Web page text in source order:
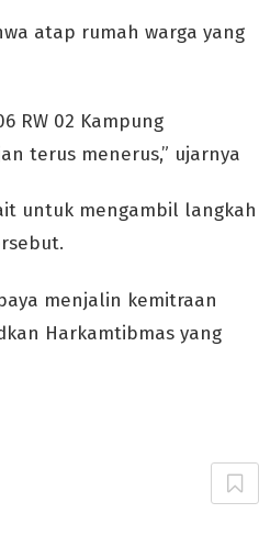
atap rumah warga yang
RW 02 Kampung
terus menerus,” ujarnya
untuk mengambil langkah
menjalin kemitraan
Harkamtibmas yang